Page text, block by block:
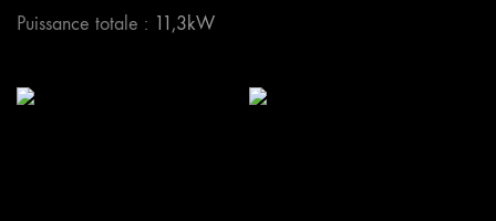
Puissance totale : 11,3kW